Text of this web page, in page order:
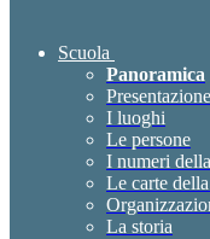
Scuola
Panoramica
Presentazione
I luoghi
Le persone
I numeri
Le carte
La storia